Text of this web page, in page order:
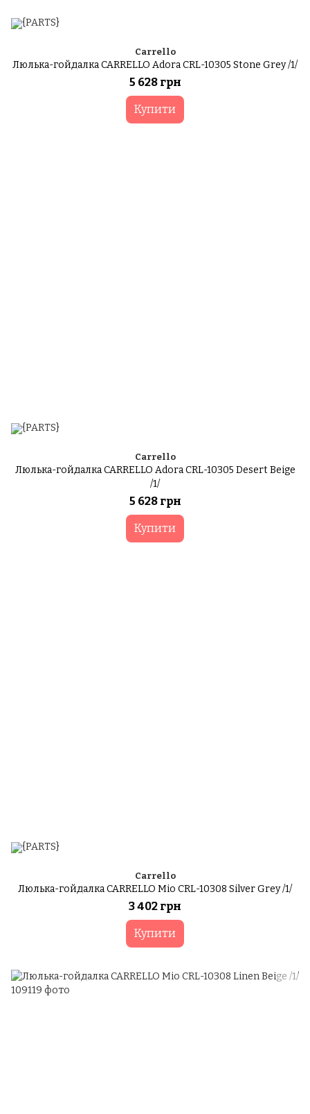
Carrello
Люлька-гойдалка CARRELLO Adora CRL-10305 Stone Grey /1/
5 628 грн
Купити
Carrello
Люлька-гойдалка CARRELLO Adora CRL-10305 Desert Beige
/1/
5 628 грн
Купити
Carrello
Люлька-гойдалка CARRELLO Mio CRL-10308 Silver Grey /1/
3 402 грн
Купити